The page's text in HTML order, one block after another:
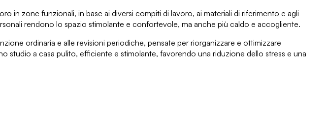
in zone funzionali, in base ai diversi compiti di lavoro, ai materiali di riferimento e agli
rendono lo spazio stimolante e confortevole, ma anche più caldo e accogliente.
ordinaria e alle revisioni periodiche, pensate per riorganizzare e ottimizzare
studio a casa pulito, efficiente e stimolante, favorendo una riduzione dello stress e una